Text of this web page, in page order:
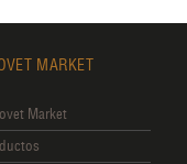
MARKET
Market